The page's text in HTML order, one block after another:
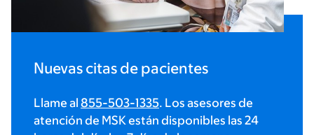
Nuevas citas de pacientes
Llame al 855-503-1335. Los asesores de
atención de MSK están disponibles las 24